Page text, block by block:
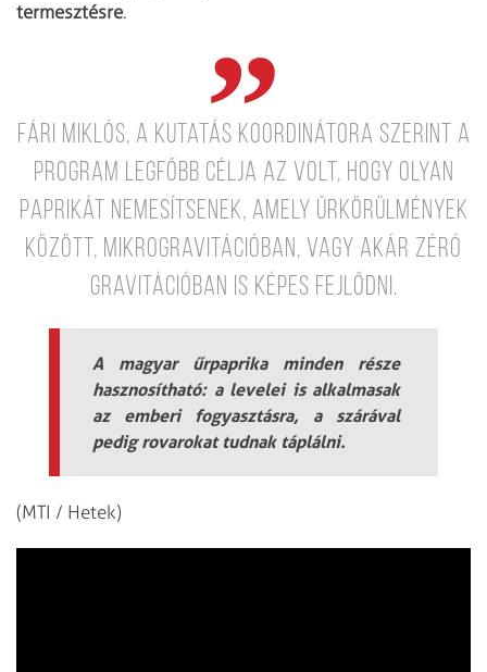
termesztésre.
Fári Miklós, a kutatás koordinátora szerint a
program legfőbb célja az volt, hogy olyan
paprikát nemesítsenek, amely űrkörülmények
között, mikrogravitációban, vagy akár zéró
gravitációban is képes fejlődni.
A magyar űrpaprika minden része
hasznosítható: a levelei is alkalmasak
az emberi fogyasztásra, a szárával
pedig rovarokat tudnak táplálni.
(MTI / Hetek)